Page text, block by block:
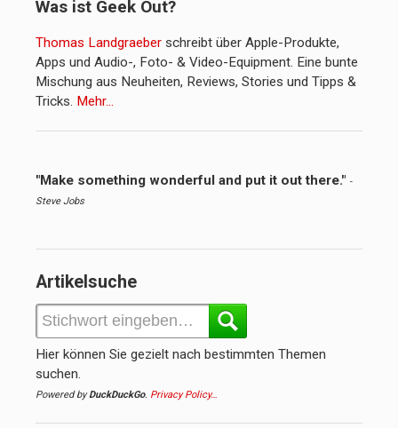
Was ist Geek Out?
Thomas Landgraeber schreibt über Apple-Produkte,
Apps und Audio-, Foto- & Video-Equipment. Eine bunte
Mischung aus Neuheiten, Reviews, Stories und Tipps &
Tricks. Mehr…
"Make something wonderful and put it out there." -
Steve Jobs
Artikelsuche
Hier können Sie gezielt nach bestimmten Themen
suchen.
Powered byDuckDuckGo. Privacy Policy…